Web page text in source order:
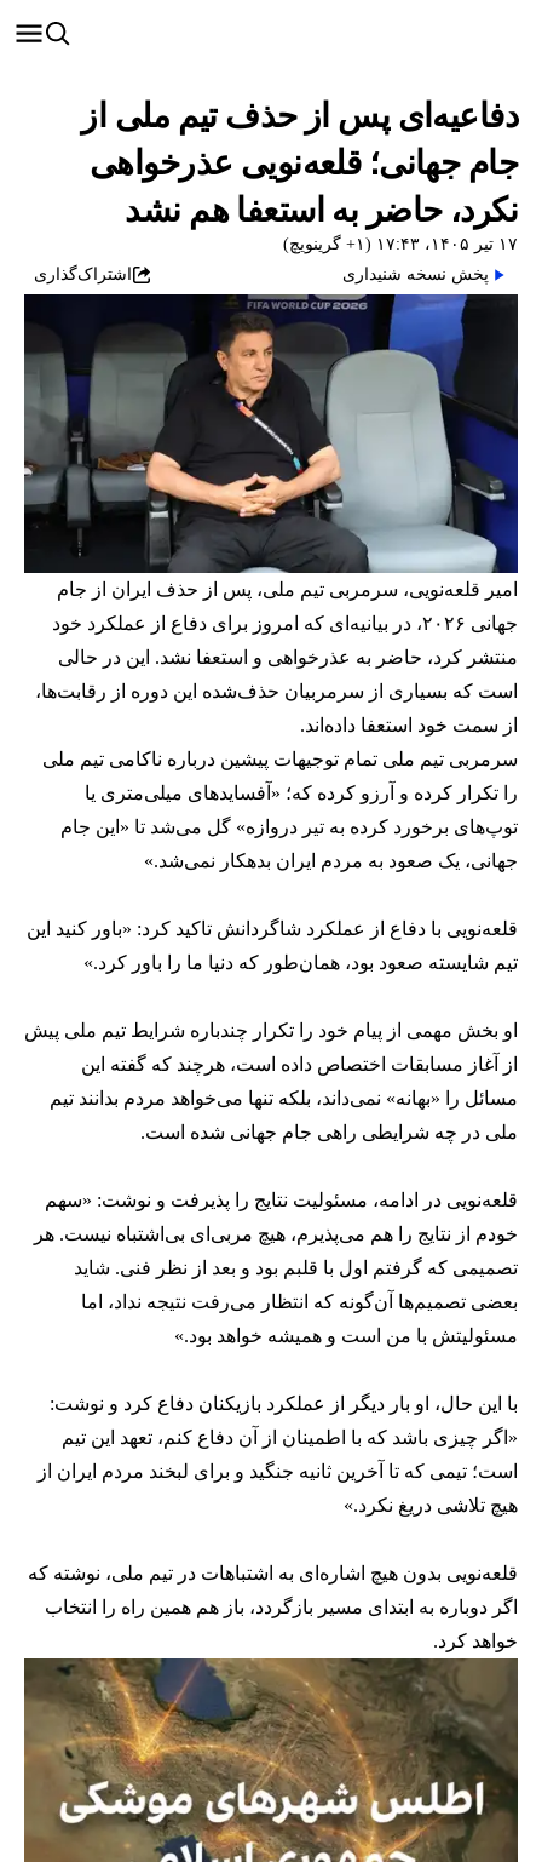
دفاعیه‌ای پس از حذف تیم ملی از
جام جهانی؛ قلعه‌نویی عذرخواهی
نکرد،‌ حاضر به استعفا هم نشد
۱۷ تیر ۱۴۰۵، ۱۷:۴۳ (‎+۱ گرینویچ)
پخش نسخه شنیداری
اشتراک‌گذاری
امیر قلعه‌نویی، سرمربی تیم ملی، پس از حذف ایران از جام
جهانی ۲۰۲۶، در بیانیه‌ای که امروز برای دفاع از عملکرد خود
منتشر کرد، حاضر به عذرخواهی و استعفا نشد. این در حالی
است که بسیاری از سرمربیان حذف‌شده این دوره از رقابت‌ها،
از سمت خود استعفا داده‌اند.
سرمربی تیم ملی تمام توجیهات پیشین درباره ناکامی تیم ملی
را تکرار کرده و آرزو کرده که؛ «آفسایدهای میلی‌متری یا
توپ‌های برخورد کرده به تیر دروازه» گل می‌شد تا «این جام
جهانی، یک صعود به مردم ایران بدهکار نمی‌شد.»
قلعه‌نویی با دفاع از عملکرد شاگردانش تاکید کرد: «باور کنید این
تیم شایسته صعود بود، همان‌طور که دنیا ما را باور کرد.»
او بخش مهمی از پیام خود را تکرار چندباره شرایط تیم ملی پیش
از آغاز مسابقات اختصاص داده است، هرچند که گفته این
مسائل را «بهانه» نمی‌داند، بلکه تنها می‌خواهد مردم بدانند تیم
ملی در چه شرایطی راهی جام جهانی شده است.
قلعه‌نویی در ادامه، مسئولیت نتایج را پذیرفت و نوشت: «سهم
خودم از نتایج را هم می‌پذیرم، هیچ مربی‌ای بی‌اشتباه نیست. هر
تصمیمی که گرفتم اول با قلبم بود و بعد از نظر فنی. شاید
بعضی تصمیم‌ها آن‌گونه که انتظار می‌رفت نتیجه نداد، اما
مسئولیتش با من است و همیشه خواهد بود.»
با این حال، او بار دیگر از عملکرد بازیکنان دفاع کرد و نوشت:
«اگر چیزی باشد که با اطمینان از آن دفاع کنم، تعهد این تیم
است؛ تیمی که تا آخرین ثانیه جنگید و برای لبخند مردم ایران از
هیچ تلاشی دریغ نکرد.»
قلعه‌نویی بدون هیچ اشاره‌ای به اشتباهات در تیم ملی، نوشته که
اگر دوباره به ابتدای مسیر بازگردد، باز هم همین راه را انتخاب
خواهد کرد.